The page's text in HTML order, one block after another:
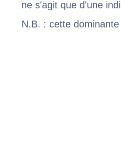
ne s'agit que d'une
N.B. : cette